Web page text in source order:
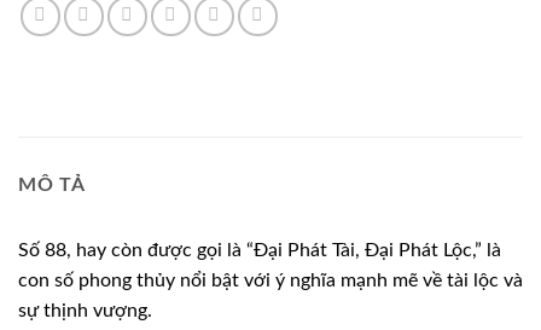
MÔ TẢ
Số 88, hay còn được gọi là “Đại Phát Tài, Đại Phát Lộc,” là
con số phong thủy nổi bật với ý nghĩa mạnh mẽ về tài lộc và
sự thịnh vượng.